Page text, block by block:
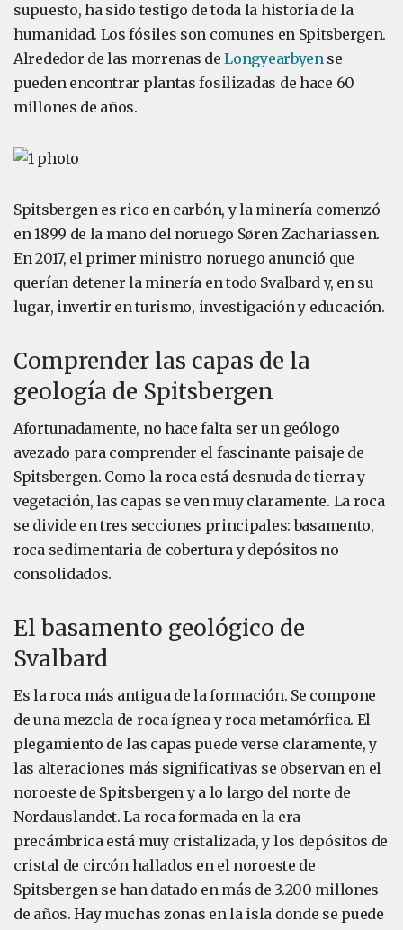
supuesto, ha sido testigo de toda la historia de la
humanidad. Los fósiles son comunes en Spitsbergen.
Alrededor de las morrenas deLongyearbyense
pueden encontrar plantas fosilizadas de hace 60
millones de años.
Spitsbergen es rico en carbón, y la minería comenzó
en 1899 de la mano del noruego Søren Zachariassen.
En 2017, el primer ministro noruego anunció que
querían detener la minería en todo Svalbard y, en su
lugar, invertir en turismo, investigación y educación.
Comprender las capas de la
geología de Spitsbergen
Afortunadamente, no hace falta ser un geólogo
avezado para comprender el fascinante paisaje de
Spitsbergen. Como la roca está desnuda de tierra y
vegetación, las capas se ven muy claramente. La roca
se divide en tres secciones principales: basamento,
roca sedimentaria de cobertura y depósitos no
consolidados.
El basamento geológico de
Svalbard
Es la roca más antigua de la formación. Se compone
de una mezcla de roca ígnea y roca metamórfica. El
plegamiento de las capas puede verse claramente, y
las alteraciones más significativas se observan en el
noroeste de Spitsbergen y a lo largo del norte de
Nordauslandet. La roca formada en la era
precámbrica está muy cristalizada, y los depósitos de
cristal de circón hallados en el noroeste de
Spitsbergen se han datado en más de 3.200 millones
de años. Hay muchas zonas en la isla donde se puede